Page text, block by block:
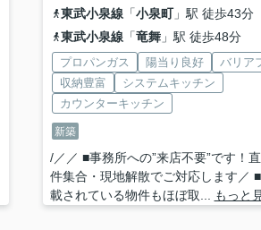
東武小泉線「小泉町」駅 徒歩43分
東武小泉線「竜舞」駅 徒歩48分
プロパンガス 陽当り良好
バリア
収納豊富
システムキッチン
カウンターキッチン
新築
/／／ ■事務所への”来店不要”です！
件集合・現地解散でご対応します／
載されている物件もほぼ取...
もっと